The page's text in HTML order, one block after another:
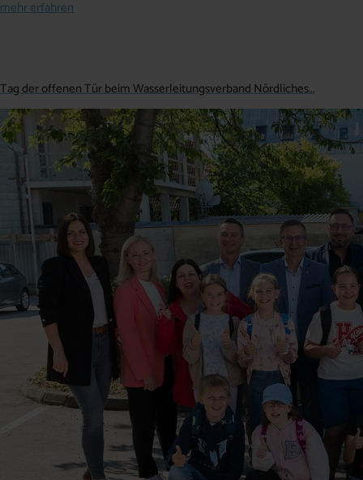
mehr erfahren
Tag der offenen Tür beim Wasserleitungsverband Nördliches…